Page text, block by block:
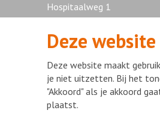
Hospitaalweg 1
1315 RA Almere
Tel. 036 - 868 88 88
DisclaimerPrivacy
Deze
Deze website maakt
je niet uitzetten. Bij het
"Akkoord" als je akkoord
plaatst.